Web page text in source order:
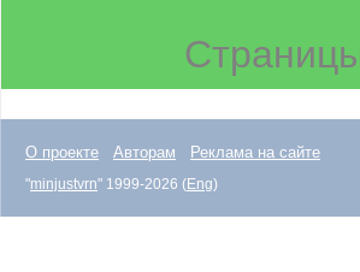
О проекте Авторам Реклама на сайте
"minjustvrn" 1999-2026 (Eng)